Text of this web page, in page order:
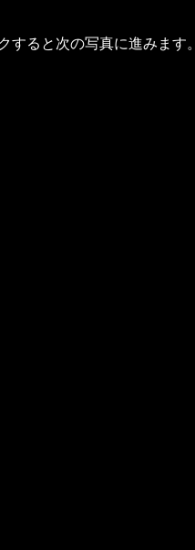
すると次の写真に進みます。